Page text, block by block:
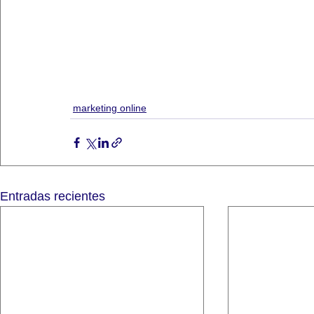
marketing online
Entradas recientes